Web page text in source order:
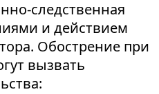
следственная
и действием
Обострение при
вызвать